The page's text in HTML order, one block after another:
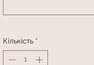
Кількість *